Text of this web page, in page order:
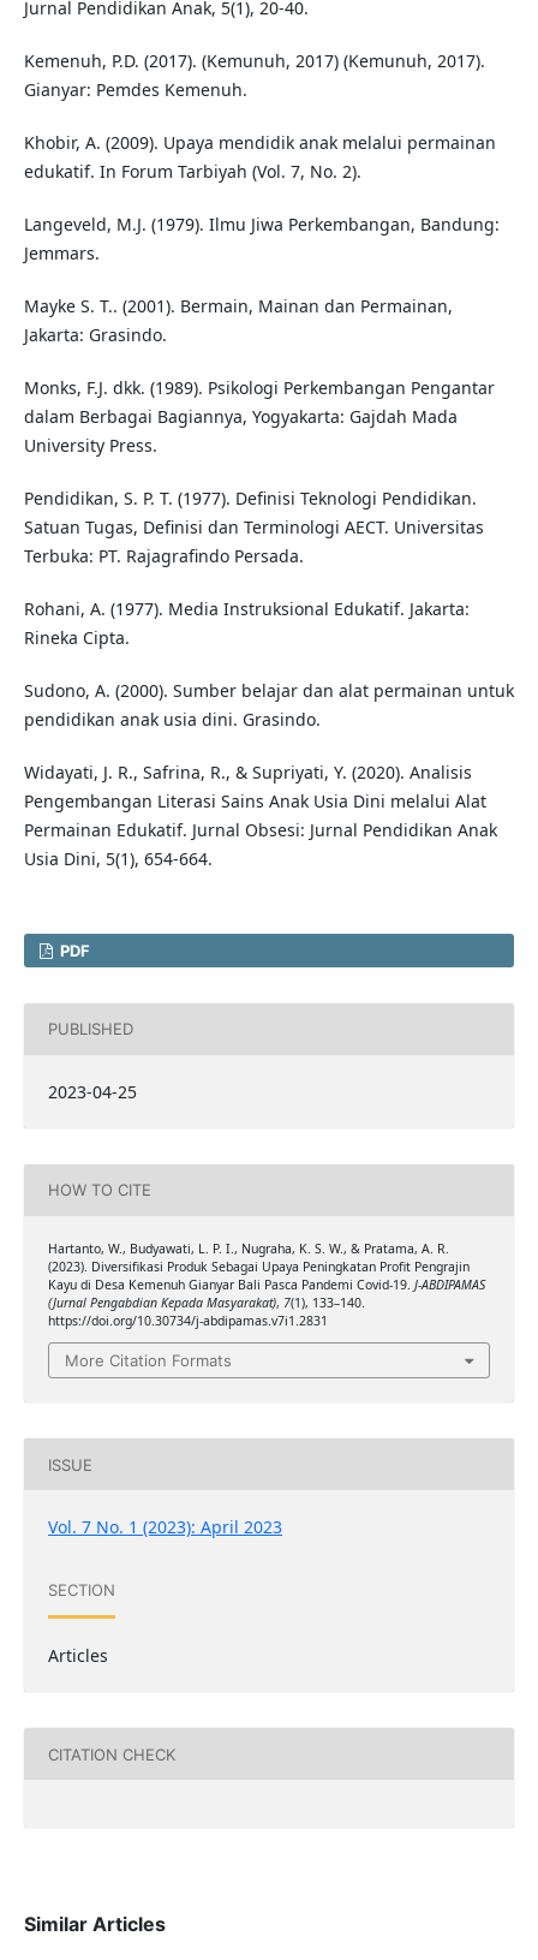
Jurnal Pendidikan Anak, 5(1), 20-40.
Kemenuh, P.D. (2017). (Kemunuh, 2017) (Kemunuh, 2017).
Gianyar: Pemdes Kemenuh.
Khobir, A. (2009). Upaya mendidik anak melalui permainan
edukatif. In Forum Tarbiyah (Vol. 7, No. 2).
Langeveld, M.J. (1979). Ilmu Jiwa Perkembangan, Bandung:
Jemmars.
Mayke S. T.. (2001). Bermain, Mainan dan Permainan,
Jakarta: Grasindo.
Monks, F.J. dkk. (1989). Psikologi Perkembangan Pengantar
dalam Berbagai Bagiannya, Yogyakarta: Gajdah Mada
University Press.
Pendidikan, S. P. T. (1977). Definisi Teknologi Pendidikan.
Satuan Tugas, Definisi dan Terminologi AECT. Universitas
Terbuka: PT. Rajagrafindo Persada.
Rohani, A. (1977). Media Instruksional Edukatif. Jakarta:
Rineka Cipta.
Sudono, A. (2000). Sumber belajar dan alat permainan untuk
pendidikan anak usia dini. Grasindo.
Widayati, J. R., Safrina, R., & Supriyati, Y. (2020). Analisis
Pengembangan Literasi Sains Anak Usia Dini melalui Alat
Permainan Edukatif. Jurnal Obsesi: Jurnal Pendidikan Anak
Usia Dini, 5(1), 654-664.
PDF
PUBLISHED
2023-04-25
HOW TO CITE
Hartanto, W., Budyawati, L. P. I., Nugraha, K. S. W., & Pratama, A. R.
(2023). Diversifikasi Produk Sebagai Upaya Peningkatan Profit Pengrajin
Kayu di Desa Kemenuh Gianyar Bali Pasca Pandemi Covid-19. J-ABDIPAMAS
(Jurnal Pengabdian Kepada Masyarakat), 7(1), 133–140.
https://doi.org/10.30734/j-abdipamas.v7i1.2831
More Citation Formats
ISSUE
Vol. 7 No. 1 (2023): April 2023
SECTION
Articles
CITATION CHECK
Similar Articles